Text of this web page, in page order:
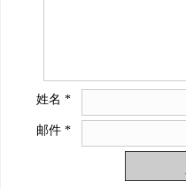
姓名 *
邮件 *